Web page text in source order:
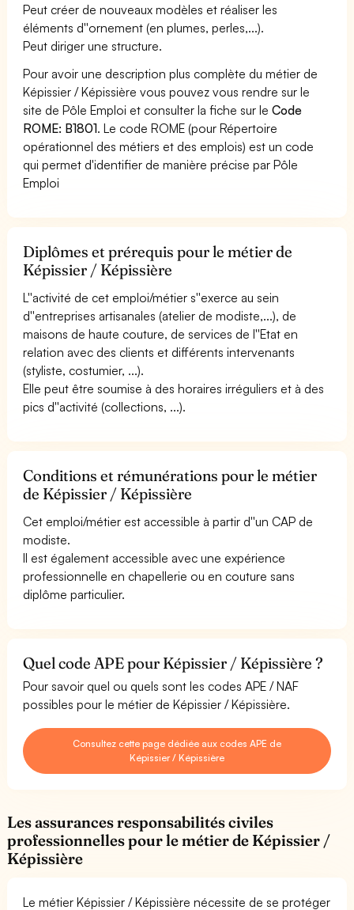
Peut créer de nouveaux modèles et réaliser les
éléments d''ornement (en plumes, perles,...).
Peut diriger une structure.
Pour avoir une description plus complète du métier de
Képissier / Képissière vous pouvez vous rendre sur le
site de Pôle Emploi et consulter la fiche sur leCode
ROME: B1801. Le code ROME (pour Répertoire
opérationnel des métiers et des emplois) est un code
qui permet d'identifier de manière précise par Pôle
Emploi
Diplômes et prérequis pour le métier de
Képissier / Képissière
L''activité de cet emploi/métier s''exerce au sein
d''entreprises artisanales (atelier de modiste,...), de
maisons de haute couture, de services de l''Etat en
relation avec des clients et différents intervenants
(styliste, costumier, ...).
Elle peut être soumise à des horaires irréguliers et à des
pics d''activité (collections, ...).
Conditions et rémunérations pour le métier
de Képissier / Képissière
Cet emploi/métier est accessible à partir d''un CAP de
modiste.
Il est également accessible avec une expérience
professionnelle en chapellerie ou en couture sans
diplôme particulier.
Quel code APE pour Képissier / Képissière ?
Pour savoir quel ou quels sont les codes APE / NAF
possibles pour le métier de Képissier / Képissière.
Consultez cette page dédiée aux codes APE de
Képissier / Képissière
Les assurances responsabilités civiles
professionnelles pour le métier de Képissier /
Képissière
Le métier Képissier / Képissière nécessite de se protéger